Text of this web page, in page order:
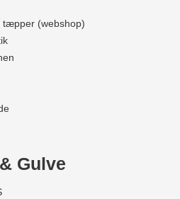
tæpper (webshop)
Gulve